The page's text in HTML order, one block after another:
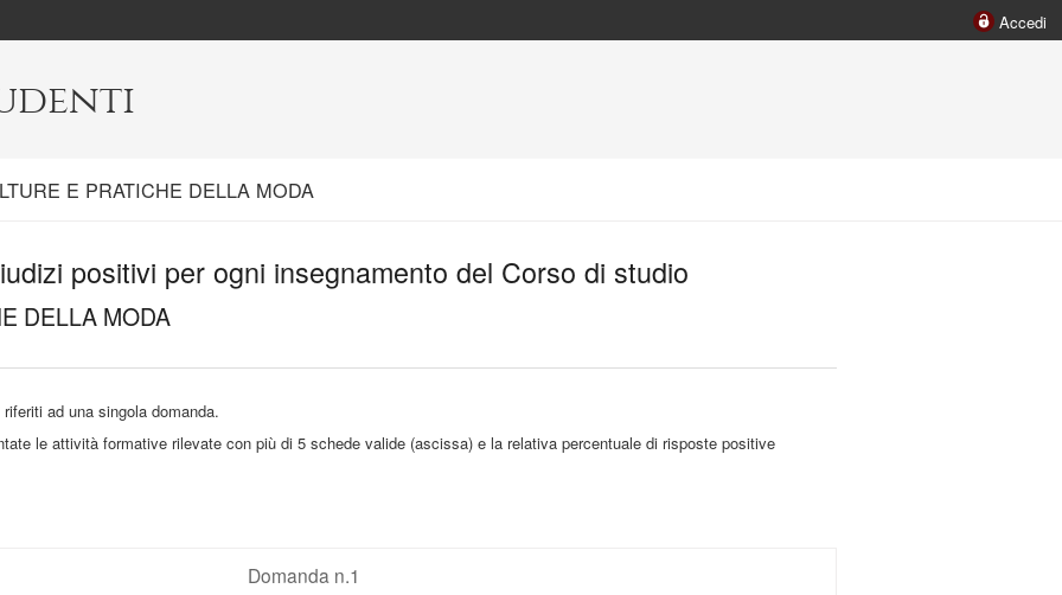
Accedi
E PRATICHE DELLA MODA
positivi per ogni insegnamento del Corso di studio
DELLA MODA
ad una singola domanda.
le attività formative rilevate con più di 5 schede valide (ascissa) e la relativa percentuale di risposte positive
Domanda n.1